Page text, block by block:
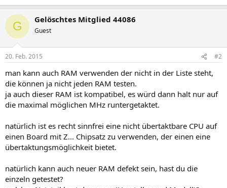
G Gelöschtes Mitglied 44086
Guest
20. Feb. 2015 #2
man kann auch RAM verwenden der nicht in der Liste steht,
die können ja nicht jeden RAM testen.
ja auch dieser RAM ist kompatibel, es würd dann halt nur auf
die maximal möglichen MHz runtergetaktet.
natürlich ist es recht sinnfrei eine nicht übertaktbare CPU auf
einen Board mit Z... Chipsatz zu verwenden, der einen eine
übertaktungsmöglichkeit bietet.
natürlich kann auch neuer RAM defekt sein, hast du die
einzeln getestet?